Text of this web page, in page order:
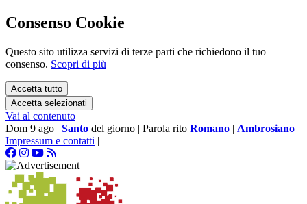
Consenso Cookie
Questo sito utilizza servizi di terze parti che richiedono il tuo
consenso. Scopri di più
Accetta tutto
Accetta selezionati
Vai al contenuto
Dom 9 ago | Santo del giorno | Parola rito Romano | Ambrosiano
Impressum e contatti |